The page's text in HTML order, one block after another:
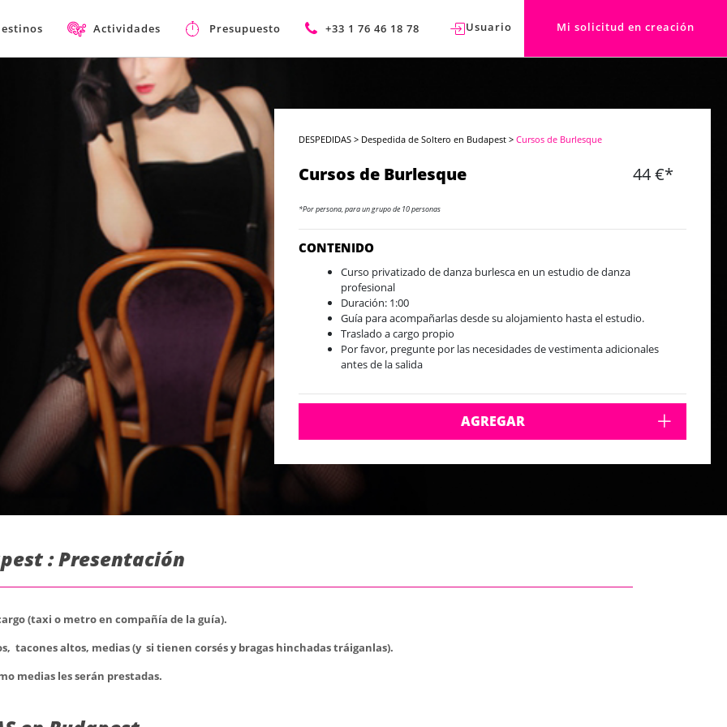
Actividades Presupuesto +33 1 76 46 18 78 Usuario Mi solicitud en creación
DESPEDIDAS > Despedida de Soltero en Budapest >Cursos de Burlesque
Cursos de Burlesque 44 €*
*Por persona, para un grupo de 10 personas
CONTENIDO
Curso privatizado de danza burlesca en un estudio de danza
profesional
Duración: 1:00
Guía para acompañarlas desde su alojamiento hasta el estudio.
Traslado a cargo propio
Por favor, pregunte por las necesidades de vestimenta adicionales
antes de la salida
AGREGAR
: Presentación
(taxi o metro en compañía de la guía).
tacones altos, medias (y si tienen corsés y bragas hinchadas tráiganlas).
medias les serán prestadas.